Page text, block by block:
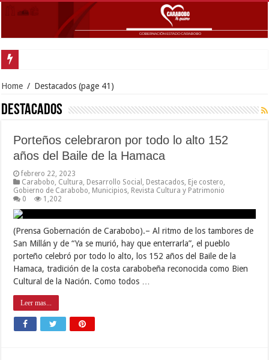
Home / Destacados (page 41)
Destacados
Porteños celebraron por todo lo alto 152
años del Baile de la Hamaca
febrero 22, 2023
Carabobo Cultura Desarrollo Social Destacados Eje costero
Gobierno de Carabobo Municipios Revista Cultura y Patrimonio
0
1,202
(Prensa Gobernación de Carabobo).– Al ritmo de los tambores de
San Millán y de “Ya se murió, hay que enterrarla”, el pueblo
porteño celebró por todo lo alto, los 152 años del Baile de la
Hamaca, tradición de la costa carabobeña reconocida como Bien
Cultural de la Nación. Como todos …
Leer mas...